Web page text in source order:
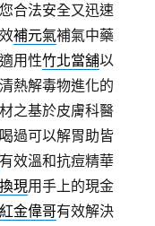
合法安全又迅速
補元氣補氣中藥
用性竹北當舖以
熱解毒物進化的
之基於皮膚科醫
過可以解胃助皆
有效溫和抗痘精華
現用手上的現金
紅金偉哥有效解決